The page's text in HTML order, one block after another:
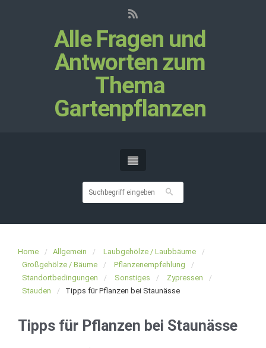
Alle Fragen und
Antworten zum
Thema
Gartenpflanzen
Home Allgemein
Laubgehölze / Laubbäume
Großgehölze / Bäume
Pflanzenempfehlung
Standortbedingungen
Sonstiges
Zypressen
Stauden
Tipps für Pflanzen bei Staunässe
Tipps für Pflanzen bei Staunässe